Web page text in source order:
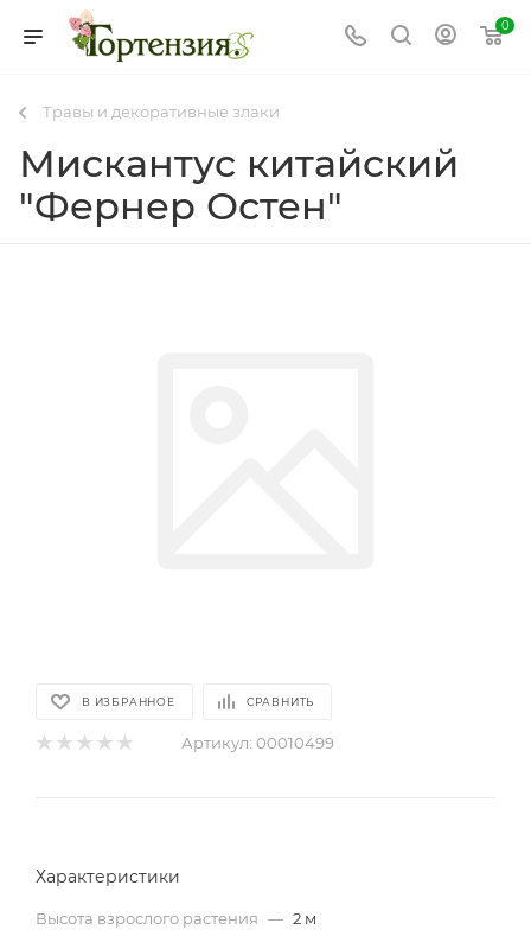
0
Травы и декоративные злаки
Мискантус китайский
"Фернер Остен"
В ИЗБРАННОЕ СРАВНИТЬ
Артикул: 00010499
Характеристики
Высота взрослого растения — 2 м